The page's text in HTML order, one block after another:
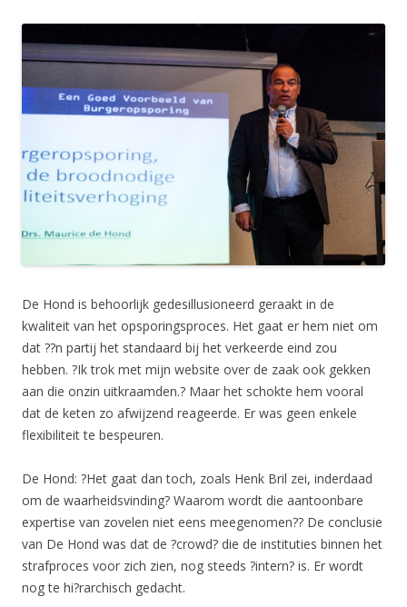
De Hond is behoorlijk gedesillusioneerd geraakt in de
kwaliteit van het opsporingsproces. Het gaat er hem niet om
dat ??n partij het standaard bij het verkeerde eind zou
hebben. ?Ik trok met mijn website over de zaak ook gekken
aan die onzin uitkraamden.? Maar het schokte hem vooral
dat de keten zo afwijzend reageerde. Er was geen enkele
flexibiliteit te bespeuren.
De Hond: ?Het gaat dan toch, zoals Henk Bril zei, inderdaad
om de waarheidsvinding? Waarom wordt die aantoonbare
expertise van zovelen niet eens meegenomen?? De conclusie
van De Hond was dat de ?crowd? die de instituties binnen het
strafproces voor zich zien, nog steeds ?intern? is. Er wordt
nog te hi?rarchisch gedacht.